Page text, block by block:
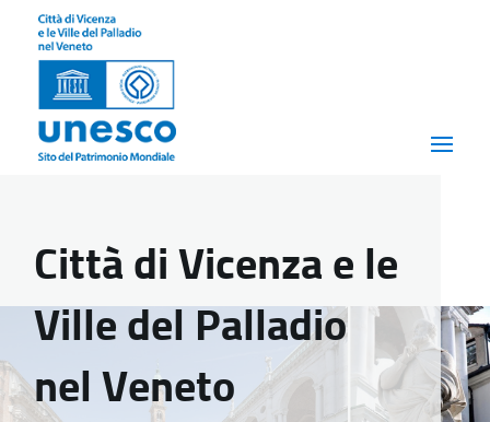
Città di Vicenza e le
Ville del Palladio
nel Veneto